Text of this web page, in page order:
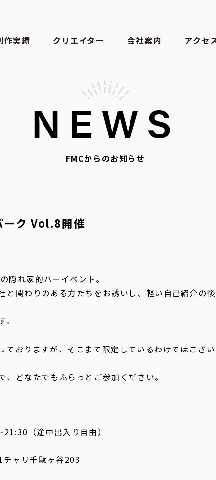
作実績 クリエイター 会社案内 アクセ
NEWS
FMCからのお知らせ
ーク Vol.8開催
隠れ家的バーイベント。
と関わりのある方たちをお誘いし、軽い自己紹介の
ておりますが、そこまで限定しているわけではござ
どなたでもふらっとご参加ください。
（途中出入り自由）
ャリ千駄ヶ谷203